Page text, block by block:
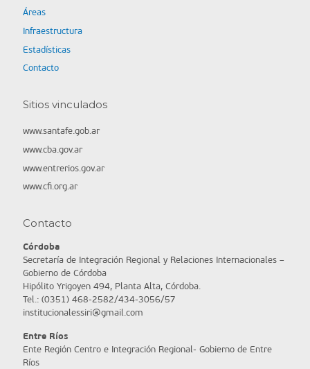
Áreas
Infraestructura
Estadísticas
Contacto
Sitios vinculados
www.santafe.gob.ar
www.cba.gov.ar
www.entrerios.gov.ar
www.cfi.org.ar
Contacto
Córdoba
Secretaría de Integración Regional y Relaciones Internacionales –
Gobierno de Córdoba
Hipólito Yrigoyen 494, Planta Alta, Córdoba.
Tel.: (0351) 468-2582/434-3056/57
institucionalessiri@gmail.com
Entre Ríos
Ente Región Centro e Integración Regional- Gobierno de Entre
Ríos